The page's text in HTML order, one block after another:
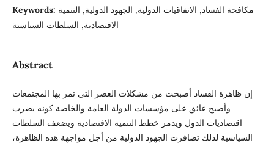
Keywords: مكافحة الفساد, الاتفاقيات الدولية, الجهود الدولية, التنمية
الاقتصادية, السلطات السياسية
Abstract
إن ظاهرة الفساد أصبحت من مشكلات العصر التي تمر بها المجتمعات
وأصبح عائق على مؤسسات الدولة العامة والخاصة كونه يضرب
اقتصاديات الدول ويدمر خطط التنمية الاقتصادية ويضعف السلطات
السياسية لذلك تضافرت الجهود الدولية من أجل مواجهة هذه الظاهرة،